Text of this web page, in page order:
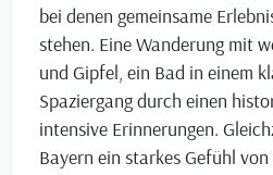
bei denen gemeinsame
stehen. Eine Wanderung mit
und Gipfel, ein Bad in einem
Spaziergang durch einen
intensive Erinnerungen.
Bayern ein starkes Gefühl